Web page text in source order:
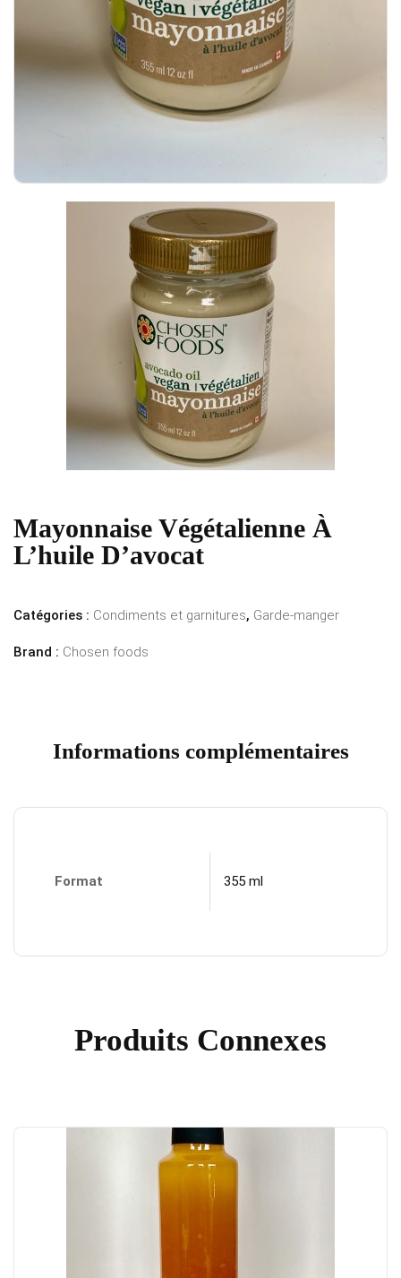
Mayonnaise Végétalienne À
L’huile D’avocat
Catégories : Condiments et garnitures, Garde-manger
Brand : Chosen foods
Informations complémentaires
Format 355 ml
Produits Connexes